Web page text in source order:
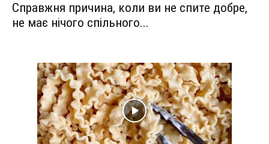
Справжня причина, коли ви не спите добре,
не має нічого спільного...